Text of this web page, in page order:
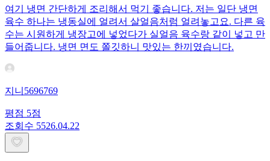
여기 냉면 간단하게 조리해서 먹기 좋습니다. 저는 일단 냉면
육수 하나는 냉동실에 얼려서 살얼음처럼 얼려놓고요. 다른 육
수는 시원하게 냉장고에 넣었다가 실얼음 육수랑 같이 넣고 만
들어줍니다. 냉면 면도 쫄깃하니 맛있는 한끼였습니다.
지니5696769
평점 5점
조회수 5526.04.22